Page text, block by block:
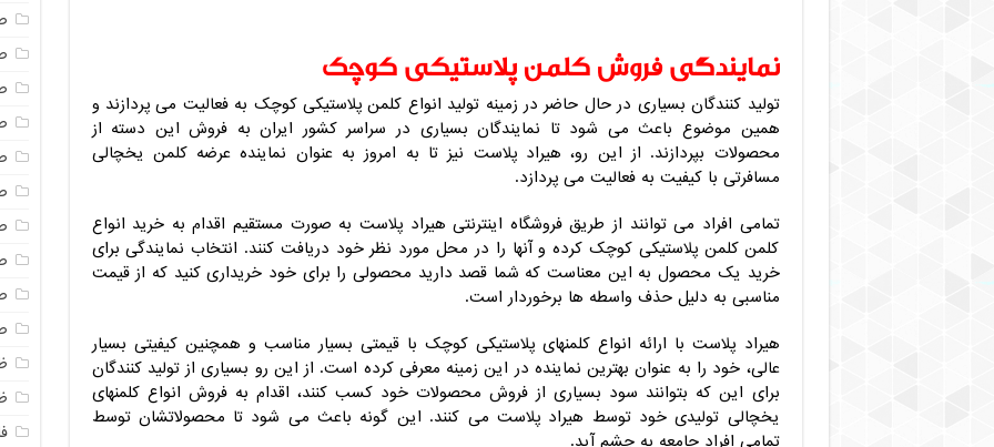
نمایندگی فروش کلمن پلاستیکی کوچک
تولید کنندگان بسیاری در حال حاضر در زمینه تولید انواع کلمن پلاستیکی کوچک به فعالیت می پردازند و
همین موضوع باعث می شود تا نمایندگان بسیاری در سراسر کشور ایران به فروش این دسته از
محصولات بپردازند. از این رو، هیراد پلاست نیز تا به امروز به عنوان نماینده عرضه کلمن یخچالی
مسافرتی با کیفیت به فعالیت می پردازد.
تمامی افراد می توانند از طریق فروشگاه اینترنتی هیراد پلاست به صورت مستقیم اقدام به خرید انواع
کلمن کلمن پلاستیکی کوچک کرده و آنها را در محل مورد نظر خود دریافت کنند. انتخاب نمایندگی برای
خرید یک محصول به این معناست که شما قصد دارید محصولی را برای خود خریداری کنید که از قیمت
مناسبی به دلیل حذف واسطه ها برخوردار است.
هیراد پلاست با ارائه انواع کلمنهای پلاستیکی کوچک با قیمتی بسیار مناسب و همچنین کیفیتی بسیار
عالی، خود را به عنوان بهترین نماینده در این زمینه معرفی کرده است. از این رو بسیاری از تولید کنندگان
برای این که بتوانند سود بسیاری از فروش محصولات خود کسب کنند، اقدام به فروش انواع کلمنهای
یخچالی تولیدی خود توسط هیراد پلاست می کنند. این گونه باعث می شود تا محصولاتشان توسط
تمامی افراد جامعه به چشم آید.